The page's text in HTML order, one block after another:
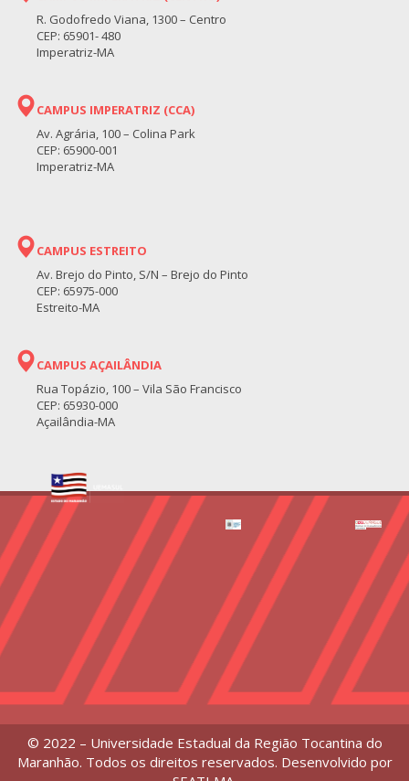
R. Godofredo Viana, 1300 – Centro
CEP: 65901- 480
Imperatriz-MA
CAMPUS IMPERATRIZ (CCA)
Av. Agrária, 100 – Colina Park
CEP: 65900-001
Imperatriz-MA
CAMPUS ESTREITO
Av. Brejo do Pinto, S/N – Brejo do Pinto
CEP: 65975-000
Estreito-MA
CAMPUS AÇAILÂNDIA
Rua Topázio, 100 – Vila São Francisco
CEP: 65930-000
Açailândia-MA
© 2022 – Universidade Estadual da Região Tocantina do
Maranhão. Todos os direitos reservados. Desenvolvido por